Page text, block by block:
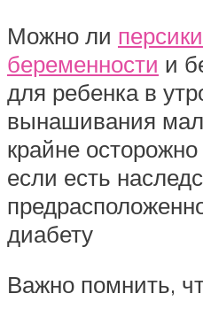
Можно ли
беременности и
для ребенка в
вынашивания
крайне
если есть
диабету
Важно помнить,